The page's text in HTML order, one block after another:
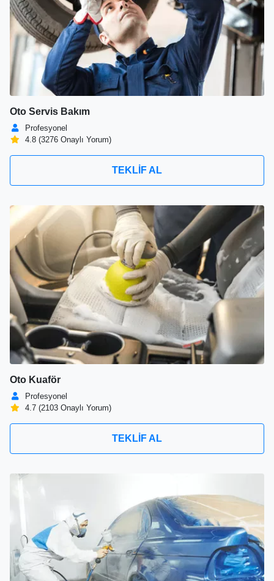
Oto Servis Bakım
Profesyonel
4.8 (3276 Onaylı Yorum)
TEKLİF AL
Oto Kuaför
Profesyonel
4.7 (2103 Onaylı Yorum)
TEKLİF AL